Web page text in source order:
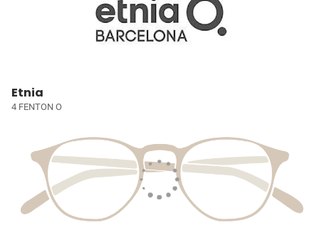
Etnia
4 FENTON O